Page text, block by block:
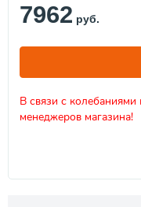
7962 руб.
В связи с колебаниями
менеджеров магазина!